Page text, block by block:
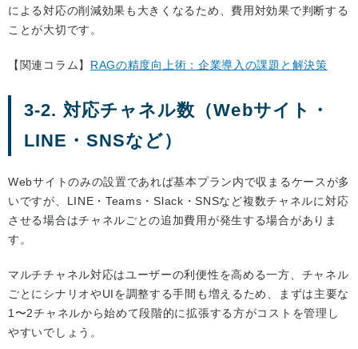
による対応の削減効果も大きくなるため、費用対効果で判断する
ことが大切です。
【関連コラム】 RAGの精度向上術：企業導入の課題と解決策
3-2. 対応チャネル数（Webサイト・
LINE・SNSなど）
Webサイトのみの設置であれば基本プラン内で収まるケースが多
いですが、LINE・Teams・Slack・SNSなど複数チャネルに対応
させる場合はチャネルごとの追加費用が発生する場合がありま
す。
マルチチャネル対応はユーザーの利便性を高める一方、チャネル
ごとにシナリオやUIを調整する手間も増えるため、まずは主要な
1〜2チャネルから始めて段階的に拡張する方がコストを管理し
やすいでしょう。